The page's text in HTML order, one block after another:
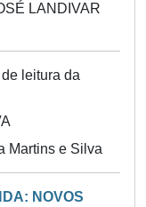
LANDIVAR
leitura da
Martins e Silva
NOVOS